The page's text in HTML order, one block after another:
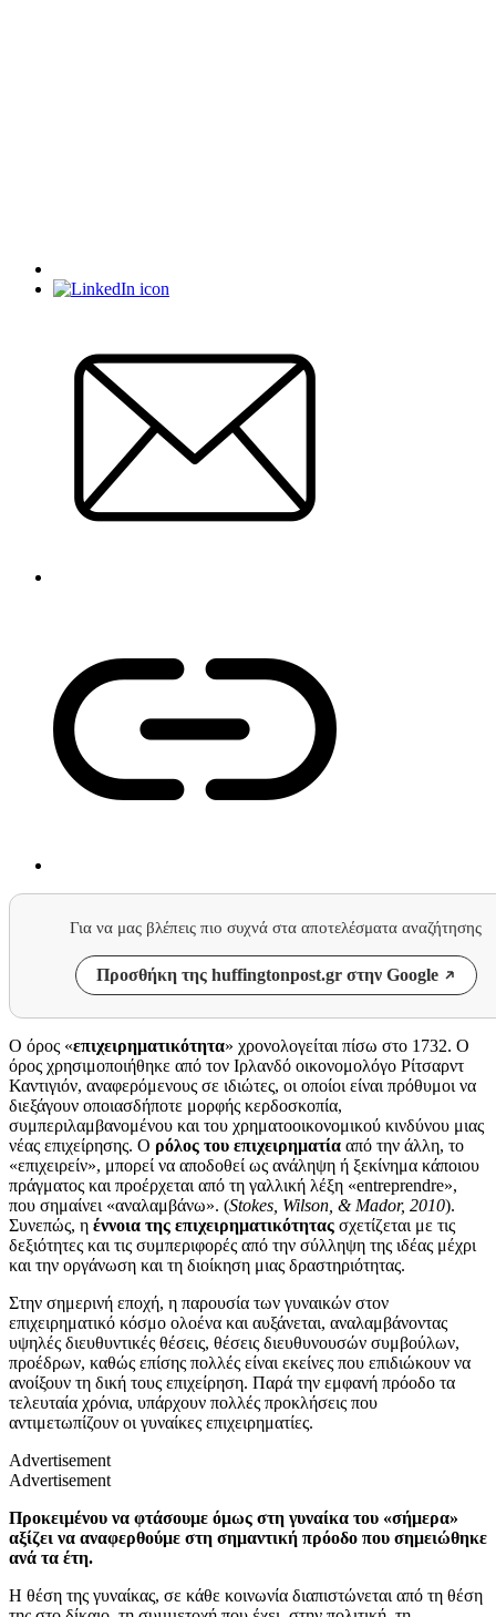
Για να μας βλέπεις πιο συχνά στα αποτελέσματα αναζήτησης
Προσθήκη της huffingtonpost.gr στην Google
Ο όρος «επιχειρηματικότητα» χρονολογείται πίσω στο 1732. Ο
όρος χρησιμοποιήθηκε από τον Ιρλανδό οικονομολόγο Ρίτσαρντ
Καντιγιόν, αναφερόμενους σε ιδιώτες, οι οποίοι είναι πρόθυμοι να
διεξάγουν οποιασδήποτε μορφής κερδοσκοπία,
συμπεριλαμβανομένου και του χρηματοοικονομικού κινδύνου μιας
νέας επιχείρησης. Ο ρόλος του επιχειρηματία από την άλλη, το
«επιχειρείν», μπορεί να αποδοθεί ως ανάληψη ή ξεκίνημα κάποιου
πράγματος και προέρχεται από τη γαλλική λέξη «entreprendre»,
που σημαίνει «αναλαμβάνω». (Stokes, Wilson, & Mador, 2010).
Συνεπώς, η έννοια της επιχειρηματικότητας σχετίζεται με τις
δεξιότητες και τις συμπεριφορές από την σύλληψη της ιδέας μέχρι
και την οργάνωση και τη διοίκηση μιας δραστηριότητας.
Στην σημερινή εποχή, η παρουσία των γυναικών στον
επιχειρηματικό κόσμο ολοένα και αυξάνεται, αναλαμβάνοντας
υψηλές διευθυντικές θέσεις, θέσεις διευθυνουσών συμβούλων,
προέδρων, καθώς επίσης πολλές είναι εκείνες που επιδιώκουν να
ανοίξουν τη δική τους επιχείρηση. Παρά την εμφανή πρόοδο τα
τελευταία χρόνια, υπάρχουν πολλές προκλήσεις που
αντιμετωπίζουν οι γυναίκες επιχειρηματίες.
Advertisement
Advertisement
Προκειμένου να φτάσουμε όμως στη γυναίκα του «σήμερα»
αξίζει να αναφερθούμε στη σημαντική πρόοδο που σημειώθηκε
ανά τα έτη.
Η θέση της γυναίκας, σε κάθε κοινωνία διαπιστώνεται από τη θέση